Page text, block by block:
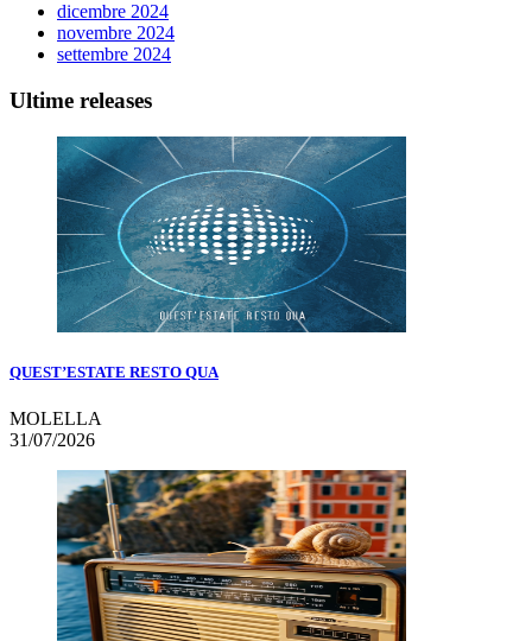
dicembre 2024
novembre 2024
settembre 2024
Ultime releases
QUEST’ESTATE RESTO QUA
MOLELLA
31/07/2026